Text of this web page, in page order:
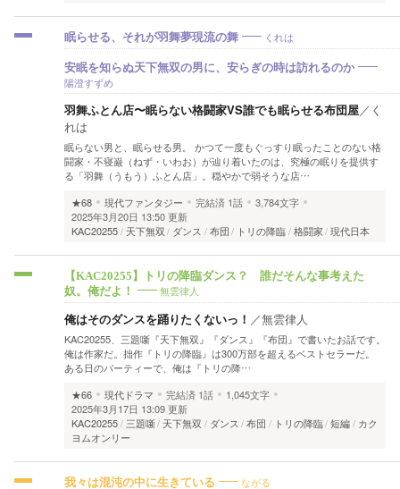
眠らせる、それが羽舞夢現流の舞 くれは
安眠を知らぬ天下無双の男に、安らぎの時は訪れるのか
陽澄すずめ
羽舞ふとん店〜眠らない格闘家VS誰でも眠らせる布団屋／ く
れは
眠らない男と、眠らせる男。 かつて一度もぐっすり眠ったことのない格
闘家・不寝巌（ねず・いわお）が辿り着いたのは、究極の眠りを提供す
る「羽舞（うもう）ふとん店」。穏やかで弱そうな店…
★68
現代ファンタジー 完結済 1話
3,784文字
2025年3月20日 13:50 更新
KAC20255
天下無双 ダンス 布団 トリの降臨 格闘家 現代日本
【KAC20255】トリの降臨ダンス？ 誰だそんな事考えた
奴。俺だよ！
無雲律人
俺はそのダンスを踊りたくないっ！ ／無雲律人
KAC20255、三題噺『天下無双』『ダンス』『布団』で書いたお話です。
俺は作家だ。拙作『トリの降臨』は300万部を超えるベストセラーだ。
ある日のパーティーで、俺は『トリの降…
★66
現代ドラマ 完結済 1話
1,045文字
2025年3月17日 13:09 更新
KAC20255
三題噺 天下無双 ダンス 布団 トリの降臨 短編
カク
ヨムオンリー
我々は混沌の中に生きている ながる